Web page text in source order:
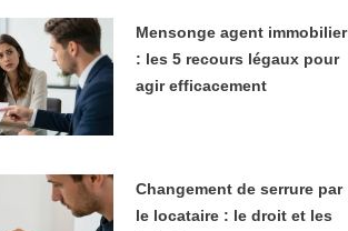
Mensonge agent immobilier
: les 5 recours légaux pour
agir efficacement
Changement de serrure par
le locataire : le droit et les